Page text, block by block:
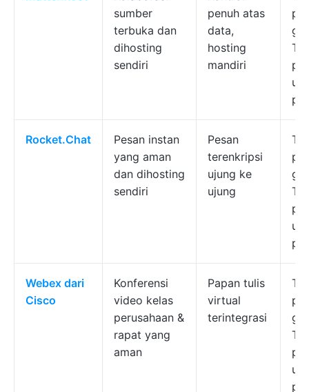
sumber
terbuka dan
dihosting
sendiri
penuh atas
data,
hosting
mandiri
Rocket.Chat
Pesan instan
yang aman
dan dihosting
sendiri
Pesan
terenkripsi
ujung ke
ujung
Webex dari
Cisco
Konferensi
video kelas
perusahaan &
rapat yang
aman
Papan tulis
virtual
terintegrasi